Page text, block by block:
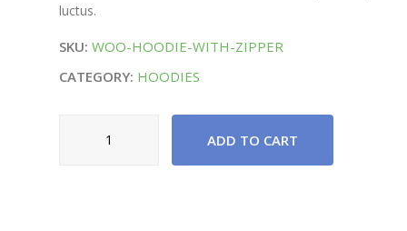
luctus.
SKU: WOO-HOODIE-WITH-ZIPPER
CATEGORY: HOODIES
ADD TO CART